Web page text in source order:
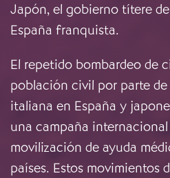
Japón, el gobierno títere
España franquista.
El repetido bombardeo de
población civil por parte
italiana en España y
una campaña
movilización de ayuda
países. Estos movimientos